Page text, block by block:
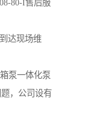
80-I售后服
达现场维
泵一体化泵
，公司设有